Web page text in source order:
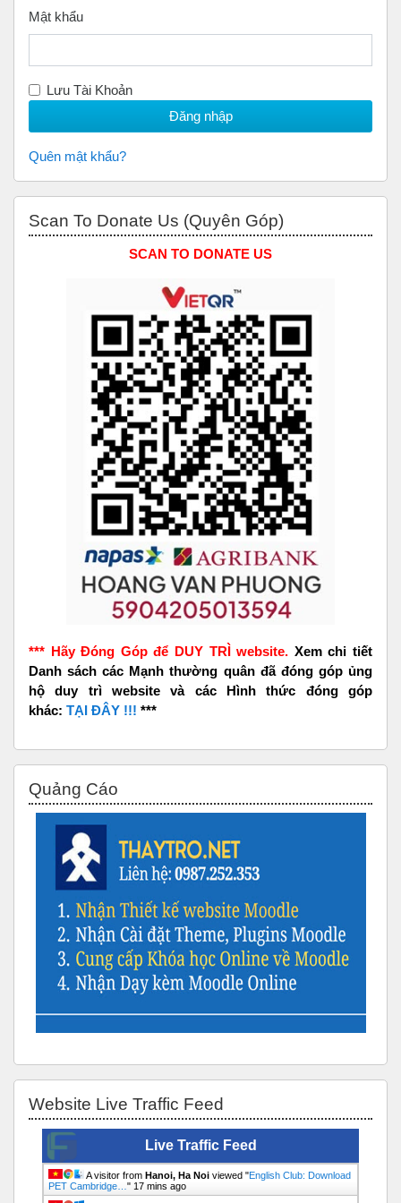
Mật khẩu
Lưu Tài Khoản
Quên mật khẩu?
Scan To Donate Us (Quyên Góp)
SCAN TO DONATE US
*** Hãy Đóng Góp để DUY TRÌ website. Xem chi tiết
Danh sách các Mạnh thường quân đã đóng góp ủng
hộ duy trì website và các Hình thức đóng góp
khác: TẠI ĐÂY !!! ***
Quảng Cáo
Website Live Traffic Feed
Live Traffic Feed
A visitor from Hanoi, Ha Noi viewed "English Club: Download
PET Cambridge… " 17 mins ago